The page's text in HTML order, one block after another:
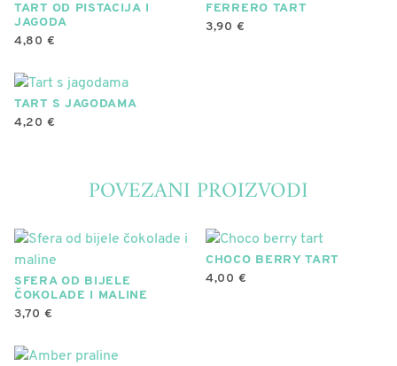
TART OD PISTACIJA I
JAGODA
4,80 €
FERRERO TART
3,90 €
TART S JAGODAMA
4,20 €
POVEZANI PROIZVODI
SFERA OD BIJELE
ČOKOLADE I MALINE
3,70 €
CHOCO BERRY TART
4,00 €